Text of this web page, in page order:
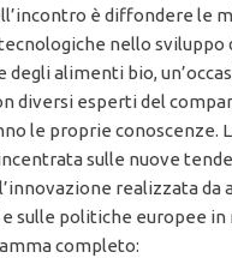
è diffondere le
nello sviluppo
degli alimenti bio,
diversi esperti del
le proprie conoscenze.
sulle nuove
realizzata da
sulle politiche europee in
completo: